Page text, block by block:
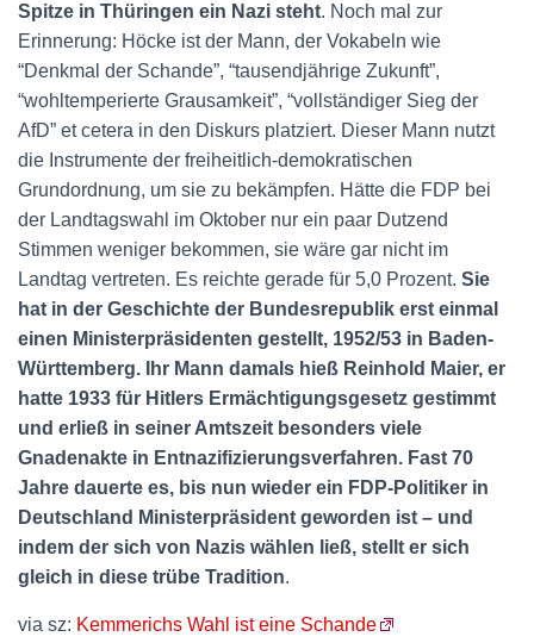
Spitze in Thüringen ein Nazi steht. Noch mal zur
Erinnerung: Höcke ist der Mann, der Vokabeln wie
“Denkmal der Schande”, “tausendjährige Zukunft”,
“wohltemperierte Grausamkeit”, “vollständiger Sieg der
AfD” et cetera in den Diskurs platziert. Dieser Mann nutzt
die Instrumente der freiheitlich-demokratischen
Grundordnung, um sie zu bekämpfen. Hätte die FDP bei
der Landtagswahl im Oktober nur ein paar Dutzend
Stimmen weniger bekommen, sie wäre gar nicht im
Landtag vertreten. Es reichte gerade für 5,0 Prozent. Sie
hat in der Geschichte der Bundesrepublik erst einmal
einen Ministerpräsidenten gestellt, 1952/53 in Baden-
Württemberg. Ihr Mann damals hieß Reinhold Maier, er
hatte 1933 für Hitlers Ermächtigungsgesetz gestimmt
und erließ in seiner Amtszeit besonders viele
Gnadenakte in Entnazifizierungsverfahren. Fast 70
Jahre dauerte es, bis nun wieder ein FDP-Politiker in
Deutschland Ministerpräsident geworden ist – und
indem der sich von Nazis wählen ließ, stellt er sich
gleich in diese trübe Tradition.
via sz: Kemmerichs Wahl ist eine Schande